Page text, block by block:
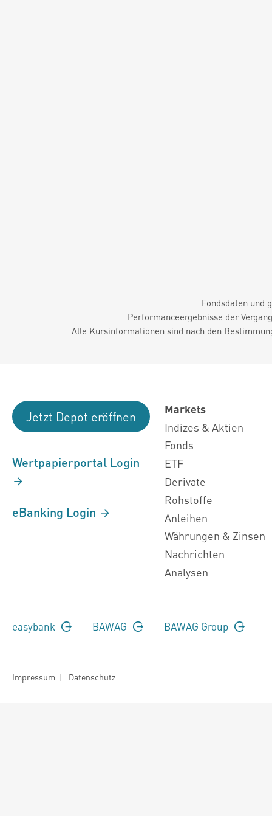
Fondsdaten und
Performanceergebnisse der
Alle Kursinformationen sind nach den
Jetzt Depot eröffnen
Wertpapierportal Login
eBanking Login
Markets
Indizes & Aktien
Fonds
ETF
Derivate
Rohstoffe
Anleihen
Währungen & Zinsen
Nachrichten
Analysen
easybank BAWAG BAWAG Group
Impressum | Datenschutz